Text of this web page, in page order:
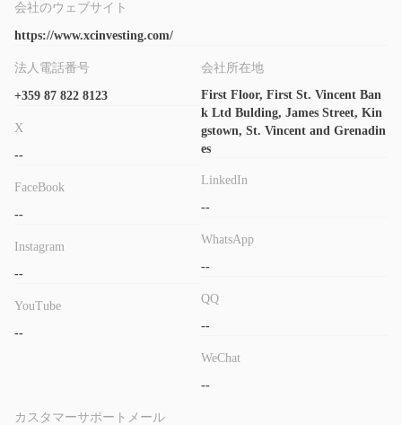
XCM Markets最大 1:400 の取引レバレッジを提供すると主張し
ていますが、いかなる種類の取引プラットフォームにも、さらに
ませんでした。
レバレッジは利益と損失の両方を増幅させる可能性があるため、
経験の浅い投資家にとっては壊滅的な損失をもたらす可能性があ
ります。取引の世界を始めたばかりの場合は、1:10 以下の低いサ
取引プラットフォーム
XCM Marketsは、どのような取引プラットフォームを提供してい
るかについて明確な情報を提供していません。
お支払い方法
にアクセスできなかったため、 XCM Marketsクライアントエリ
アでは、ブローカーがウェブサイトで言及しているすべての支払
い方法が利用可能かどうかはわかりません。ビザ、マスターカー
いない指定された入金方法で送金することを強制される可能性が
あります。チャージバック。
会社のウェブサイト
https://www.xcinvesting.com/
法人電話番号
+359 87 822 8123
X
--
FaceBook
--
Instagram
--
YouTube
--
会社所在地
First Floor, First St. Vincent Ban
k Ltd Bulding, James Street, Kin
gstown, St. Vincent and Grenadin
es
LinkedIn
--
WhatsApp
--
QQ
--
WeChat
--
カスタマーサポートメール